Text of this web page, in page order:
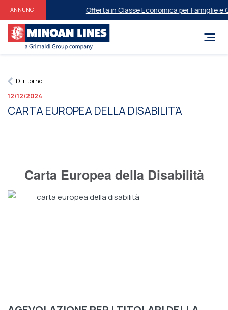
ANNUNCI Offerta in Classe Economica per Famiglie e
Di ritorno
12/12/2024
CARTA EUROPEA DELLA DISABILITΆ
Carta Europea della Disabilità